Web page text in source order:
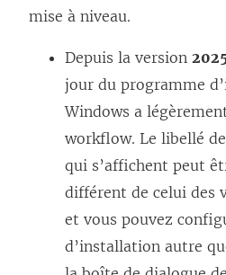
n
ê
t
r
e
)
e
a
mise à niveau.
Depuis la version
jour du programme
Windows a
workflow. Le libellé
qui s’affichent peut
différent de celui des
et vous pouvez
d’installation autre